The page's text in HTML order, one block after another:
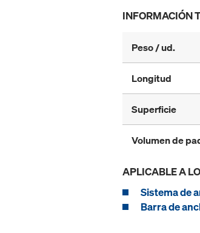
INFORMACIÓN
Peso / ud.
Longitud
Superficie
Volumen de
APLICABLE A
Sistema de
Barra de